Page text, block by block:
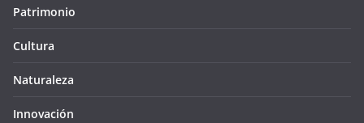
Patrimonio
Cultura
Naturaleza
Innovación